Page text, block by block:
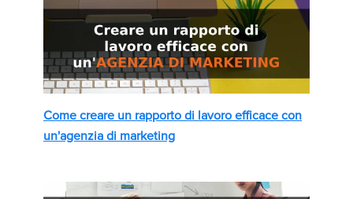
Come creare un rapporto di lavoro efficace con
un'agenzia di marketing